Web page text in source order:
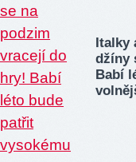
Italky
džíny
Babí